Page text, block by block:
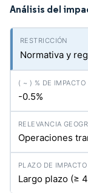
Análisis del
Normativa y
-0.5%
Operaciones
Largo plazo (≥